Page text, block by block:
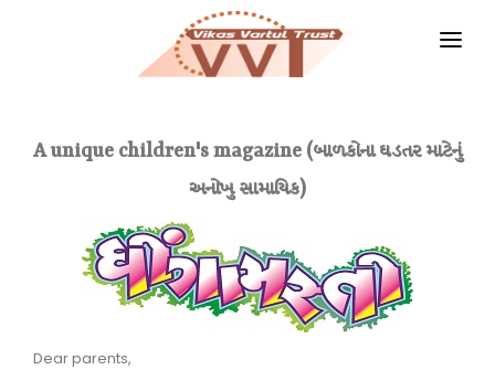
MAGAZINES
JOB ALERT
A unique children's magazine (બાળકોના ઘડતર માટેનું
અનોખુ સામાયિક)
Dear parents,